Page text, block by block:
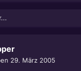
29. März 2005